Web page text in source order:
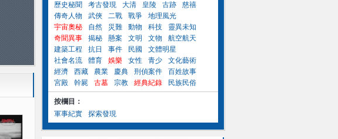
歷史秘聞
考古發現 大清 皇陵 古跡
慈禧
傳奇人物
武俠 二戰 戰爭
地理風光
宇宙奧秘
自然 災難 動物 科技
靈異未知
奇聞異事
揭秘 懸案 文明 文物
航空航天
建築工程
抗日 事件 民國
文體明星
社會名流
體育 娛樂 女性 青少
文化藝術
經濟
西藏 農業 慶典 刑偵案件
百姓故事
宮殿
幹屍 古墓 宗教 經典紀錄 民族民俗
按欄目：
軍事紀實
探索發現